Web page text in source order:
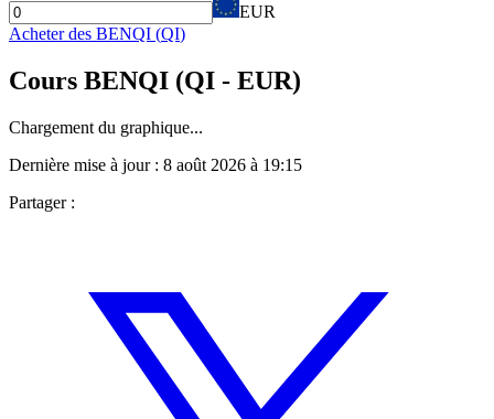
EUR
Acheter des BENQI (QI)
Cours BENQI (QI - EUR)
Chargement du graphique...
Dernière mise à jour : 8 août 2026 à 19:15
Partager :